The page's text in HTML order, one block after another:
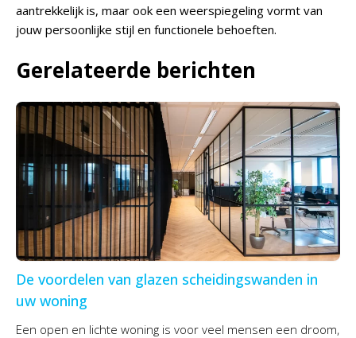
aantrekkelijk is, maar ook een weerspiegeling vormt van
jouw persoonlijke stijl en functionele behoeften.
Gerelateerde berichten
De voordelen van glazen scheidingswanden in
uw woning
Een open en lichte woning is voor veel mensen een droom,